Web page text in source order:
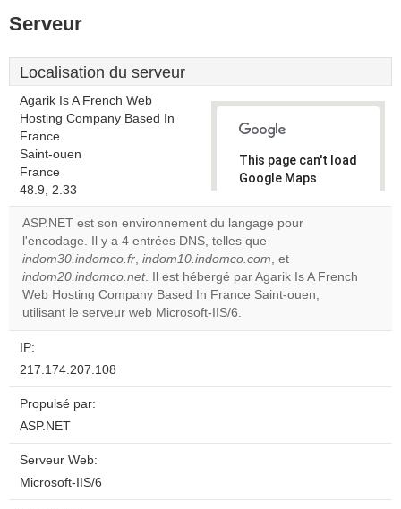
Serveur
Localisation du serveur
Agarik Is A French Web
Hosting Company Based In
France
Saint-ouen
France
48.9, 2.33
This page can't load
Google Maps
website?
ASP.NET est son environnement du langage pour
l'encodage. Il y a 4 entrées DNS, telles que
indom30.indomco.fr, indom10.indomco.com, et
indom20.indomco.net. Il est hébergé par Agarik Is A French
Web Hosting Company Based In France Saint-ouen,
utilisant le serveur web Microsoft-IIS/6.
IP:
217.174.207.108
Propulsé par:
ASP.NET
Serveur Web:
Microsoft-IIS/6